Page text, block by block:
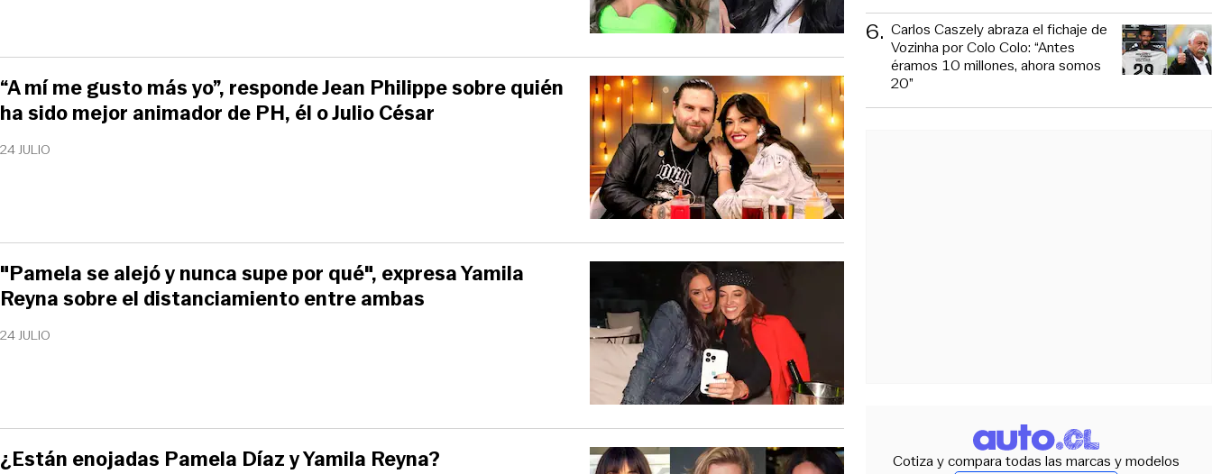
24 JULIO
“A mí me gusto más yo”, responde Jean Philippe sobre quién
ha sido mejor animador de PH, él o Julio César
24 JULIO
"Pamela se alejó y nunca supe por qué", expresa Yamila
Reyna sobre el distanciamiento entre ambas
¿Están enojadas Pamela Díaz y Yamila Reyna?
6. Carlos Caszely abraza el fichaje de
Vozinha por Colo Colo: “Antes
éramos 10 millones, ahora somos
20”
Cotiza y compara todas las marcas y modelos